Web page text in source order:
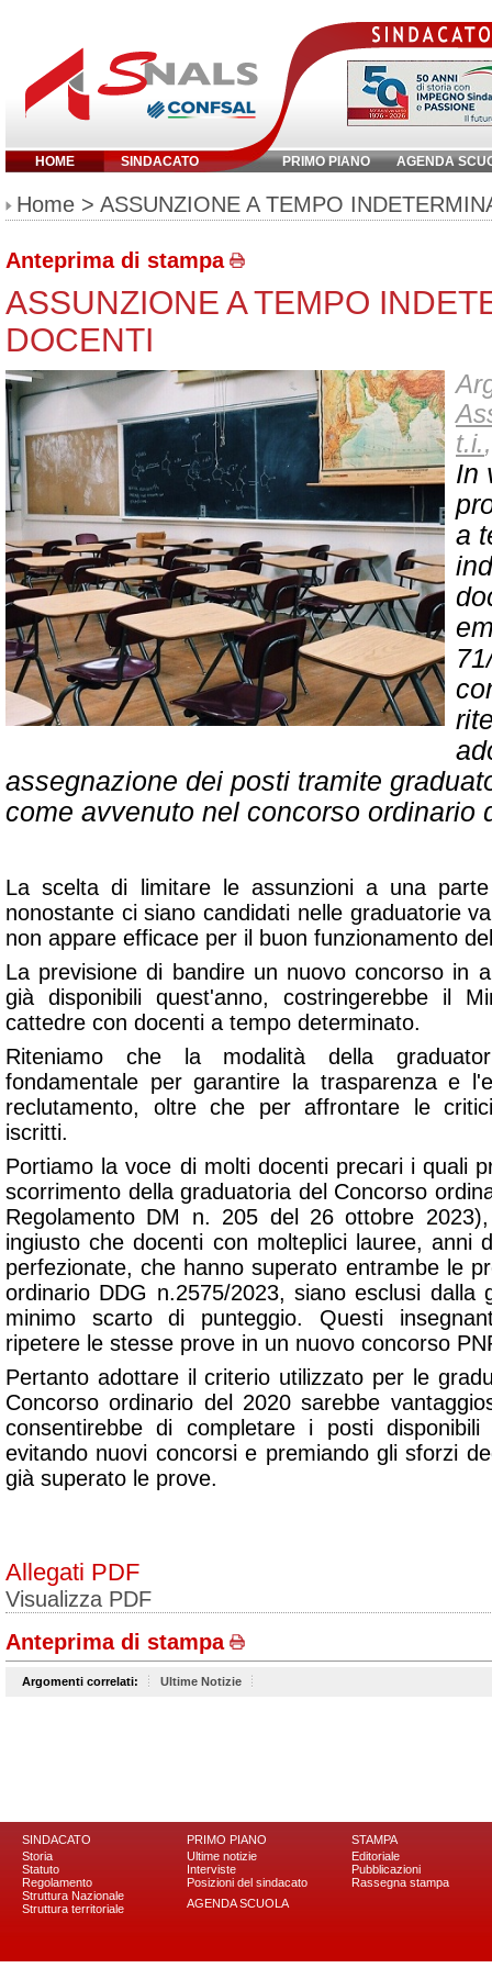
HOME SINDACATO PRIMO PIANO AGENDA
Inserisci parola chiave:
Home > ASSUNZIONE A TEMPO
Anteprima di stampa
ASSUNZIONE A TEMPO
DOCENTI
t.i.,
In
a
assegnazione dei posti tramite
come avvenuto nel concorso ordinario
La scelta di limitare le assunzioni a una
nonostante ci siano candidati nelle graduatorie
non appare efficace per il buon funzionamento
La previsione di bandire un nuovo concorso in
già disponibili quest'anno, costringerebbe il
cattedre con docenti a tempo determinato.
Riteniamo che la modalità della
fondamentale per garantire la trasparenza e
reclutamento, oltre che per affrontare le
iscritti.
Portiamo la voce di molti docenti precari i quali
scorrimento della graduatoria del Concorso
Regolamento DM n. 205 del 26 ottobre
ingiusto che docenti con molteplici lauree, anni
perfezionate, che hanno superato entrambe le
ordinario DDG n.2575/2023, siano esclusi dalla
minimo scarto di punteggio. Questi
ripetere le stesse prove in un nuovo concorso
Pertanto adottare il criterio utilizzato per le
Concorso ordinario del 2020 sarebbe
consentirebbe di completare i posti
evitando nuovi concorsi e premiando gli sforzi
già superato le prove.
Allegati PDF
Visualizza PDF
Anteprima di stampa
Argomenti correlati: Ultime Notizie
SINDACATO
Storia
Statuto
Regolamento
Struttura Nazionale
Struttura territoriale
PRIMO PIANO
Ultime notizie
Interviste
Posizioni del sindacato
AGENDA SCUOLA
STAMPA
Editoriale
Pubblicazioni
Rassegna stampa